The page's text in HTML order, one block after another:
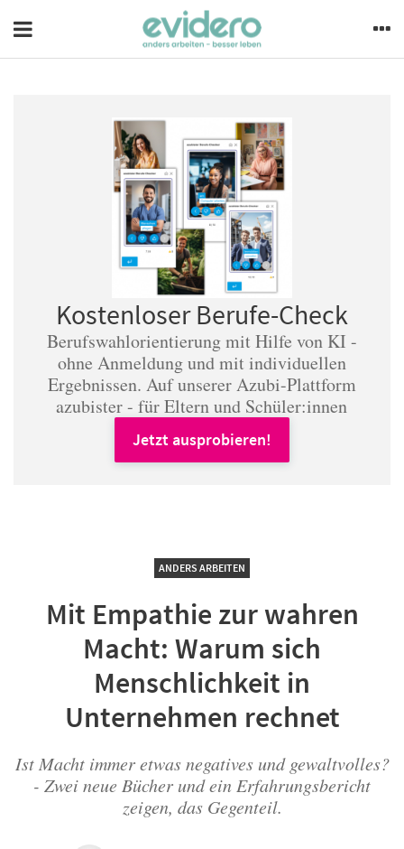
Kostenloser Berufe-Check
Berufswahlorientierung mit Hilfe von KI -
ohne Anmeldung und mit individuellen
Ergebnissen. Auf unserer Azubi-Plattform
azubister - für Eltern und Schüler:innen
Jetzt ausprobieren!
ANDERS ARBEITEN
Mit Empathie zur wahren
Macht: Warum sich
Menschlichkeit in
Unternehmen rechnet
Ist Macht immer etwas negatives und gewaltvolles?
- Zwei neue Bücher und ein Erfahrungsbericht
zeigen, das Gegenteil.